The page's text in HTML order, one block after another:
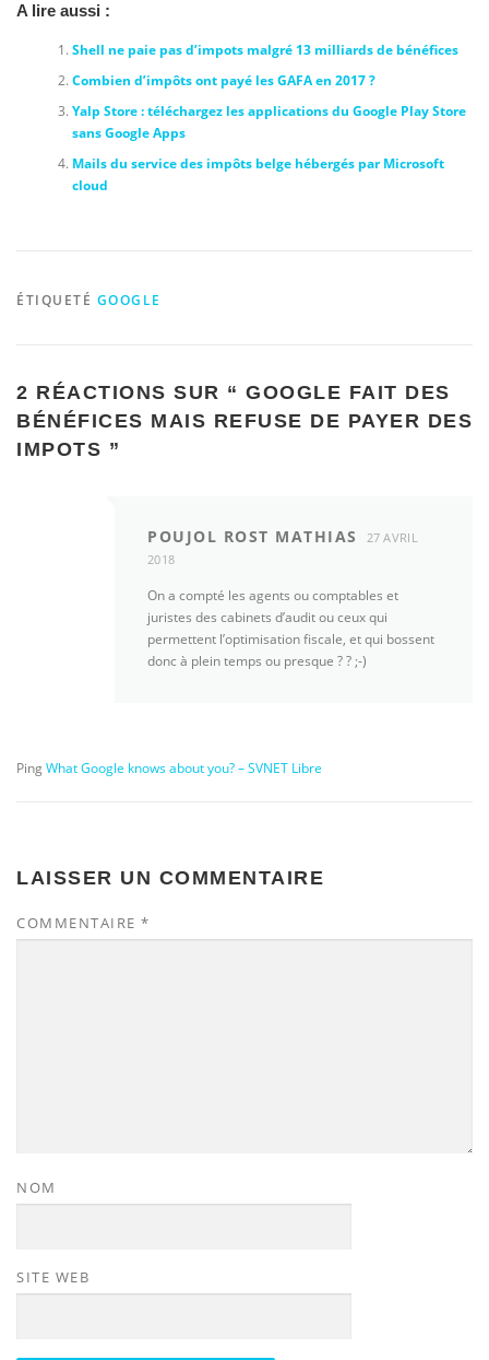
A lire aussi :
Shell ne paie pas d’impots malgré 13 milliards de bénéfices
Combien d’impôts ont payé les GAFA en 2017 ?
Yalp Store : téléchargez les applications du Google Play Store
sans Google Apps
Mails du service des impôts belge hébergés par Microsoft
cloud
ÉTIQUETÉ GOOGLE
2 RÉACTIONS SUR “ GOOGLE FAIT DES
BÉNÉFICES MAIS REFUSE DE PAYER DES
IMPOTS ”
POUJOL ROST MATHIAS
27 AVRIL
2018
On a compté les agents ou comptables et
juristes des cabinets d’audit ou ceux qui
permettent l’optimisation fiscale, et qui bossent
donc à plein temps ou presque ? ? ;-)
PingWhat Google knows about you? – SVNET Libre
LAISSER UN COMMENTAIRE
COMMENTAIRE *
NOM
SITE WEB